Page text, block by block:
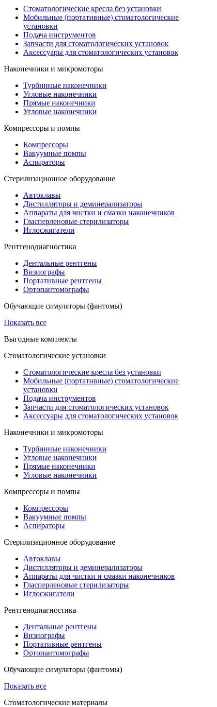
Стоматологические кресла без установки
Мобильные (портативные) стоматологические
установки
Подача инструментов
Запчасти для стоматологических установок
Аксессуары для стоматологических установок
Наконечники и микромоторы
Турбинные наконечники
Угловые наконечники
Прямые наконечники
Угловые наконечники
Компрессоры и помпы
Компрессоры
Вакуумные помпы
Аспираторы
Стерилизационное оборудование
Автоклавы
Дистилляторы и деминерализаторы
Аппараты для чистки и смазки наконечников
Гласперленовые стерилизаторы
Иглосжигатели
Рентгенодиагностика
Дентальные рентгены
Визиографы
Портативные рентгены
Ортопантомографы
Обучающие симуляторы (фантомы)
Показать все
Выгодные комплекты
Стоматологические установки
Стоматологические кресла без установки
Мобильные (портативные) стоматологические
установки
Подача инструментов
Запчасти для стоматологических установок
Аксессуары для стоматологических установок
Наконечники и микромоторы
Турбинные наконечники
Угловые наконечники
Прямые наконечники
Угловые наконечники
Компрессоры и помпы
Компрессоры
Вакуумные помпы
Аспираторы
Стерилизационное оборудование
Автоклавы
Дистилляторы и деминерализаторы
Аппараты для чистки и смазки наконечников
Гласперленовые стерилизаторы
Иглосжигатели
Рентгенодиагностика
Дентальные рентгены
Визиографы
Портативные рентгены
Ортопантомографы
Обучающие симуляторы (фантомы)
Показать все
Стоматологические материалы